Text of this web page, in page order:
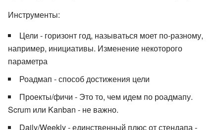
Инструменты:
Цели - горизонт год, называться моет по-разному,
например, инициативы. Изменение некоторого
параметра
Роадмап - способ достижения цели
Проекты/фичи - Это то, чем идем по роадмапу.
Scrum или Kanban - не важно.
Daily/Weekly - единственный плюс от стендапа -